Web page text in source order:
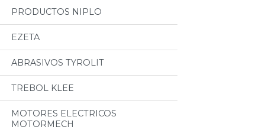
PRODUCTOS NIPLO
EZETA
ABRASIVOS TYROLIT
TREBOL KLEE
MOTORES ELECTRICOS
MOTORMECH